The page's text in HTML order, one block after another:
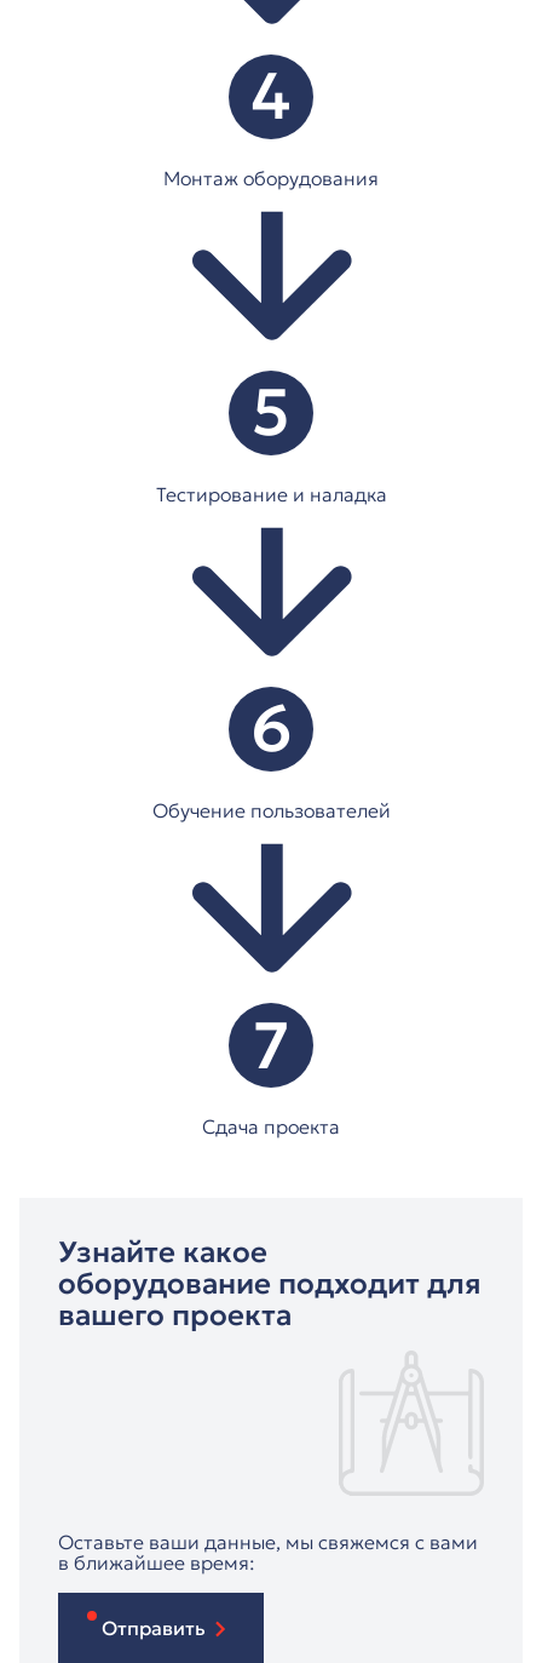
5
Тестирование и наладка
7
Сдача проекта
4
Монтаж оборудования
6
Обучение пользователей
Узнайте какое
оборудование подходит для
вашего проекта
Оставьте ваши данные, мы свяжемся с вами
в ближайшее время:
Отправить